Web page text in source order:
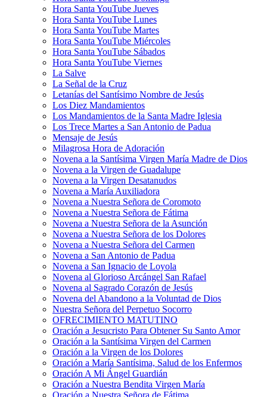
Hora Santa YouTube Jueves
Hora Santa YouTube Lunes
Hora Santa YouTube Martes
Hora Santa YouTube Miércoles
Hora Santa YouTube Sábados
Hora Santa YouTube Viernes
La Salve
La Señal de la Cruz
Letanías del Santísimo Nombre de Jesús
Los Diez Mandamientos
Los Mandamientos de la Santa Madre Iglesia
Los Trece Martes a San Antonio de Padua
Mensaje de Jesús
Milagrosa Hora de Adoración
Novena a la Santísima Virgen María Madre de Dios
Novena a la Virgen de Guadalupe
Novena a la Virgen Desatanudos
Novena a María Auxiliadora
Novena a Nuestra Señora de Coromoto
Novena a Nuestra Señora de Fátima
Novena a Nuestra Señora de la Asunción
Novena a Nuestra Señora de los Dolores
Novena a Nuestra Señora del Carmen
Novena a San Antonio de Padua
Novena a San Ignacio de Loyola
Novena al Glorioso Arcángel San Rafael
Novena al Sagrado Corazón de Jesús
Novena del Abandono a la Voluntad de Dios
Nuestra Señora del Perpetuo Socorro
OFRECIMIENTO MATUTINO
Oración a Jesucristo Para Obtener Su Santo Amor
Oración a la Santísima Virgen del Carmen
Oración a la Virgen de los Dolores
Oración a María Santísima, Salud de los Enfermos
Oración A Mi Ángel Guardián
Oración a Nuestra Bendita Virgen María
Oración a Nuestra Señora de Fátima